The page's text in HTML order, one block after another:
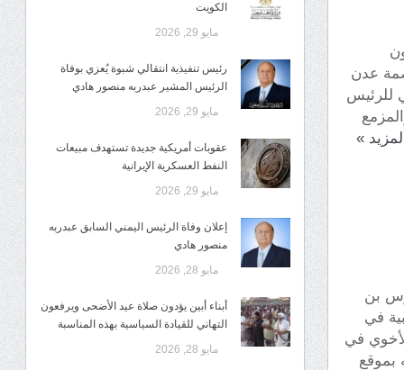
عدن
للرئيس
»
بن
في
في
بموقع
الكويت
مايو 29, 2026
رئيس تنفيذية انتقالي شبوة يُعزي بوفاة
الرئيس المشير عبدربه منصور هادي
مايو 29, 2026
عقوبات أمريكية جديدة تستهدف مبيعات
النفط العسكرية الإيرانية
مايو 29, 2026
إعلان وفاة الرئيس اليمني السابق عبدربه
منصور هادي
مايو 28, 2026
أبناء أبين يؤدون صلاة عيد الأضحى ويرفعون
التهاني للقيادة السياسية بهذه المناسبة
مايو 28, 2026